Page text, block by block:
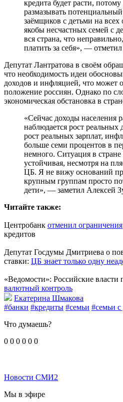
кредита будет расти,
размазывать
заёмщиков с детьми на всех
якобы несчастных семей с
вся страна, что
платить за себя», —
Депутат Лантратова в своём
что необходимость идеи
доходов и инфляцией, что может
положение россиян. Однако по
экономическая обстановка в
«Сейчас доходы населения
наблюдается рост реальных
рост реальных зарплат,
больше семи процентов в
немного. Ситуация в
устойчивая, несмотря на
ЦБ. Я не вижу оснований
крупным группам просто
дети», — заметил Алексей
Читайте также:
Центробанк отменил ограничения
кредитов
Депутат Госдумы Дмитриева о
ставки: ЦБ знает только одну
«Ведомости»: Российские власти
валютный контроль
Екатерина Шмакова
#банки #кредиты #семьи #семьи с
Что думаешь?
0 0 0 0 0 0
Новости СМИ2
Мы в эфире